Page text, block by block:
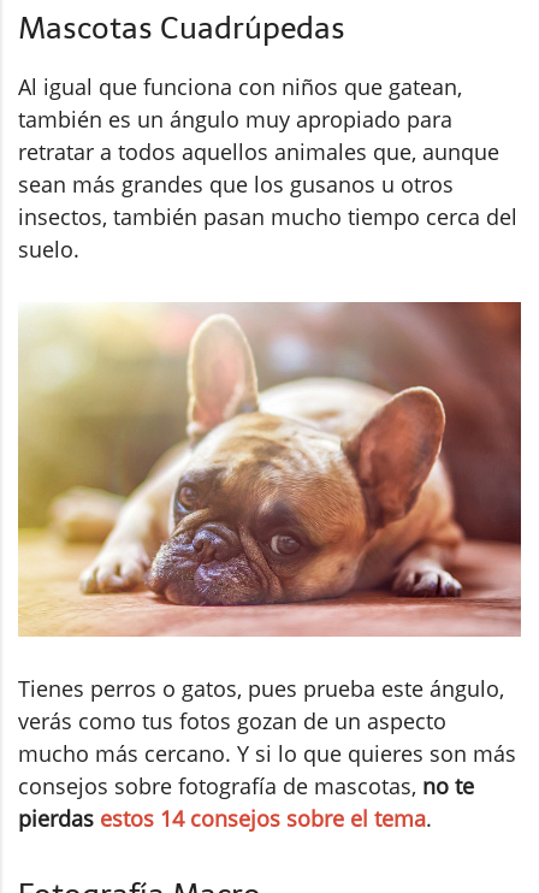
Mascotas Cuadrúpedas
Al igual que funciona con niños que gatean,
también es un ángulo muy apropiado para
retratar a todos aquellos animales que, aunque
sean más grandes que los gusanos u otros
insectos, también pasan mucho tiempo cerca del
suelo.
Tienes perros o gatos, pues prueba este ángulo,
verás como tus fotos gozan de un aspecto
mucho más cercano. Y si lo que quieres son más
consejos sobre fotografía de mascotas, no te
pierdas estos 14 consejos sobre el tema.